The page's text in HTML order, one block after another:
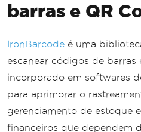
barras e QR
IronBarcode é uma
escanear códigos de barras
incorporado em softwares
para aprimorar o
gerenciamento de estoque
financeiros que dependem